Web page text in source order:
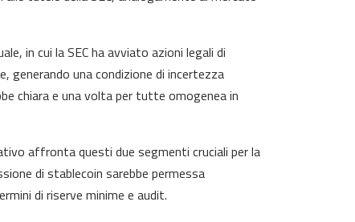
in cui la SEC ha avviato azioni legali di
generando una condizione di incertezza
chiara e una volta per tutte omogenea in
affronta questi due segmenti cruciali per la
di stablecoin sarebbe permessa
di riserve minime e audit.